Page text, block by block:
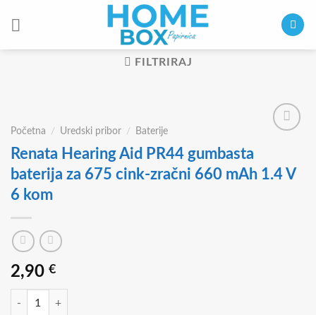
FILTRIRAJ
Početna / Uredski pribor / Baterije
Renata Hearing Aid PR44 gumbasta
baterija za 675 cink-zračni 660 mAh 1.4 V
6 kom
2,90 €
Renata Hearing Aid PR44 gumbasta baterija za 675 cink-zračni 660